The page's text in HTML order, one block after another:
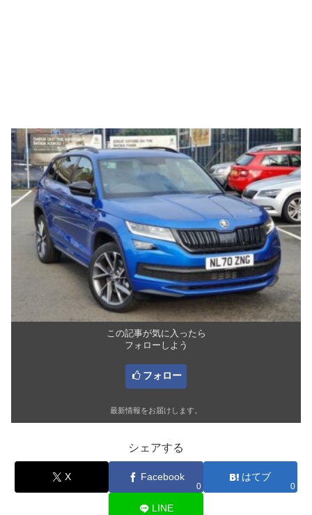
この記事が気に入ったら
フォローしよう
フォロー
最新情報をお届けします。
シェアする
X Facebook
0
はてブ
0
LINE